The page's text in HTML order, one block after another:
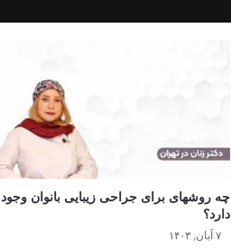
چه روشهای برای جراحی زیبایی بانوان وجود
دارد؟
۷ آبان, ۱۴۰۳